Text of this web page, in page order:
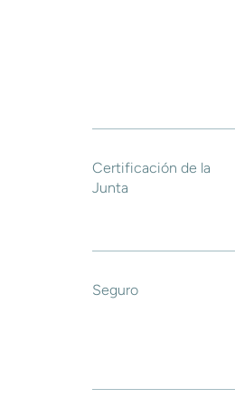
Certificación de la
Junta
Seguro